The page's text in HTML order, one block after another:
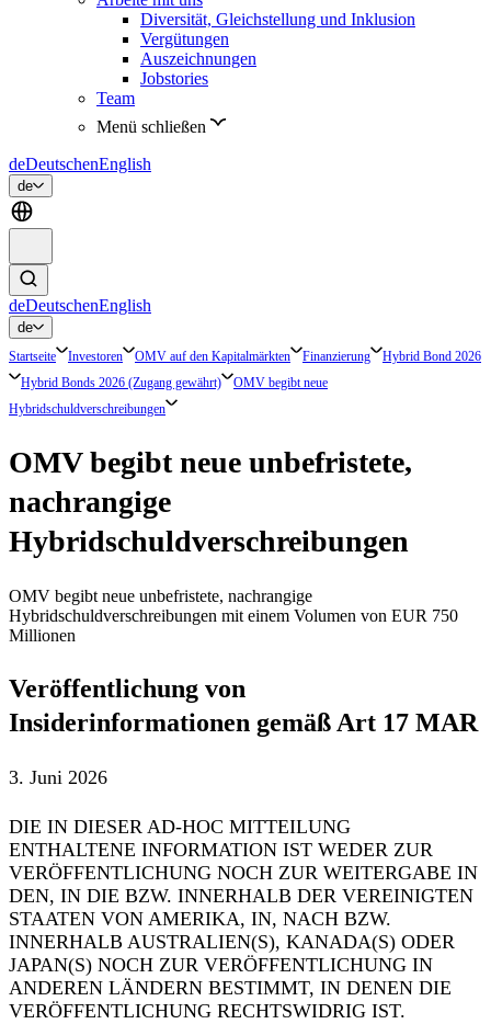
Diversität, Gleichstellung und Inklusion
Vergütungen
Auszeichnungen
Jobstories
Team
Menü schließen
deDeutschenEnglish
de
deDeutschenEnglish
de
Startseite Investoren OMV auf den Kapitalmärkten Finanzierung
Hybrid Bond 2026
Hybrid Bonds 2026 (Zugang gewährt)
OMV begibt neue
Hybridschuldverschreibungen
OMV begibt neue unbefristete,
nachrangige
Hybridschuldverschreibungen
OMV begibt neue unbefristete, nachrangige
Hybridschuldverschreibungen mit einem Volumen von EUR 750
Millionen
Veröffentlichung von
Insiderinformationen gemäß Art 17 MAR
3. Juni 2026
DIE IN DIESER AD-HOC MITTEILUNG
ENTHALTENE INFORMATION IST WEDER ZUR
VERÖFFENTLICHUNG NOCH ZUR WEITERGABE IN
DEN, IN DIE BZW. INNERHALB DER VEREINIGTEN
STAATEN VON AMERIKA, IN, NACH BZW.
INNERHALB AUSTRALIEN(S), KANADA(S) ODER
JAPAN(S) NOCH ZUR VERÖFFENTLICHUNG IN
ANDEREN LÄNDERN BESTIMMT, IN DENEN DIE
VERÖFFENTLICHUNG RECHTSWIDRIG IST.